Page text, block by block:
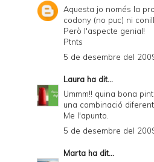
Aquesta jo només la
codony (no puc) ni
Però l'aspecte genial!
Ptnts
5 de desembre del
Laura ha dit...
Ummm!! quina bona
una combinació
Me l'apunto.
5 de desembre del
Marta ha dit...